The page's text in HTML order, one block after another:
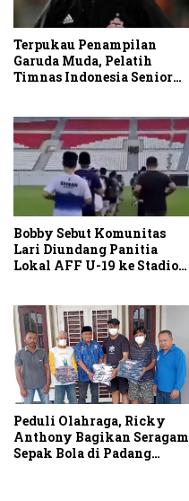
Terpukau Penampilan
Garuda Muda, Pelatih
Timnas Indonesia Senior
Bobby Sebut Komunitas
Lari Diundang Panitia
Lokal AFF U-19 ke Stadion
Peduli Olahraga, Ricky
Anthony Bagikan Seragam
Sepak Bola di Padang